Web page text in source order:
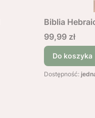
Biblia
Cena
99,99 zł
Do koszyka
Dostępność: